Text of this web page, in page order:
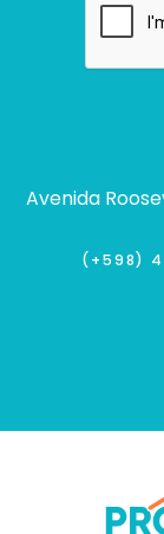
Avenida
(+598)